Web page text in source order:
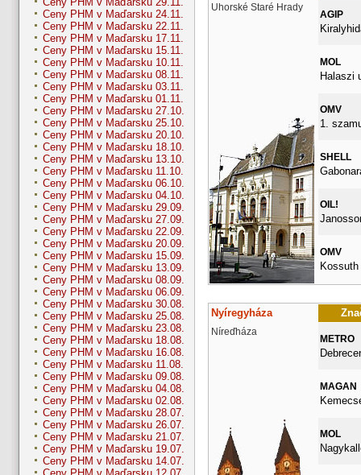
Ceny PHM v Maďarsku 24.11.
Ceny PHM v Maďarsku 22.11.
Ceny PHM v Maďarsku 17.11.
Ceny PHM v Maďarsku 15.11.
Ceny PHM v Maďarsku 10.11.
Ceny PHM v Maďarsku 08.11.
Ceny PHM v Maďarsku 03.11.
Ceny PHM v Maďarsku 01.11.
Ceny PHM v Maďarsku 27.10.
Ceny PHM v Maďarsku 25.10.
Ceny PHM v Maďarsku 20.10.
Ceny PHM v Maďarsku 18.10.
Ceny PHM v Maďarsku 13.10.
Ceny PHM v Maďarsku 11.10.
Ceny PHM v Maďarsku 06.10.
Ceny PHM v Maďarsku 04.10.
Ceny PHM v Maďarsku 29.09.
Ceny PHM v Maďarsku 27.09.
Ceny PHM v Maďarsku 22.09.
Ceny PHM v Maďarsku 20.09.
Ceny PHM v Maďarsku 15.09.
Ceny PHM v Maďarsku 13.09.
Ceny PHM v Maďarsku 08.09.
Ceny PHM v Maďarsku 06.09.
Ceny PHM v Maďarsku 30.08.
Ceny PHM v Maďarsku 25.08.
Ceny PHM v Maďarsku 23.08.
Ceny PHM v Maďarsku 18.08.
Ceny PHM v Maďarsku 16.08.
Ceny PHM v Maďarsku 11.08.
Ceny PHM v Maďarsku 09.08.
Ceny PHM v Maďarsku 04.08.
Ceny PHM v Maďarsku 02.08.
Ceny PHM v Maďarsku 28.07.
Ceny PHM v Maďarsku 26.07.
Ceny PHM v Maďarsku 21.07.
Ceny PHM v Maďarsku 19.07.
Ceny PHM v Maďarsku 14.07.
Uhorské Staré Hrady
AGIP
MOL
Halaszi
OMV
1.
SHELL
OIL!
OMV
Nyíregyháza
Níreďháza
METRO
MAGAN
MOL